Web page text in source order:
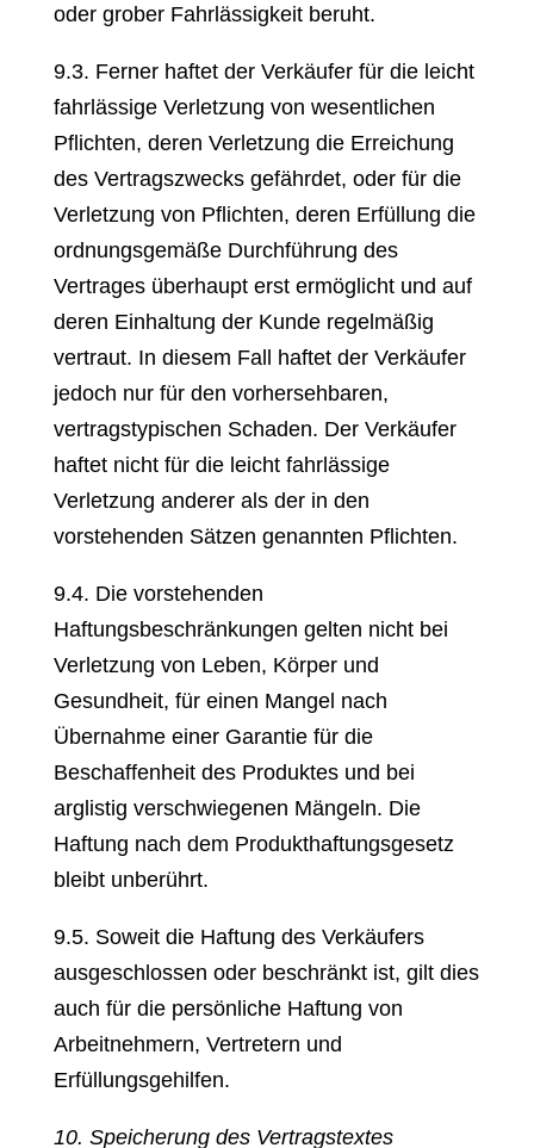
oder grober Fahrlässigkeit beruht.
9.3. Ferner haftet der Verkäufer für die leicht
fahrlässige Verletzung von wesentlichen
Pflichten, deren Verletzung die Erreichung
des Vertragszwecks gefährdet, oder für die
Verletzung von Pflichten, deren Erfüllung die
ordnungsgemäße Durchführung des
Vertrages überhaupt erst ermöglicht und auf
deren Einhaltung der Kunde regelmäßig
vertraut. In diesem Fall haftet der Verkäufer
jedoch nur für den vorhersehbaren,
vertragstypischen Schaden. Der Verkäufer
haftet nicht für die leicht fahrlässige
Verletzung anderer als der in den
vorstehenden Sätzen genannten Pflichten.
9.4. Die vorstehenden
Haftungsbeschränkungen gelten nicht bei
Verletzung von Leben, Körper und
Gesundheit, für einen Mangel nach
Übernahme einer Garantie für die
Beschaffenheit des Produktes und bei
arglistig verschwiegenen Mängeln. Die
Haftung nach dem Produkthaftungsgesetz
bleibt unberührt.
9.5. Soweit die Haftung des Verkäufers
ausgeschlossen oder beschränkt ist, gilt dies
auch für die persönliche Haftung von
Arbeitnehmern, Vertretern und
Erfüllungsgehilfen.
10. Speicherung des Vertragstextes